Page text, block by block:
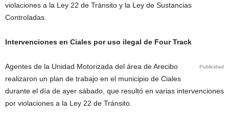
violaciones a la Ley 22 de Tránsito y la Ley de Sustancias
Controladas.
Intervenciones en Ciales por uso ilegal de Four Track
Publicidad
Agentes de la Unidad Motorizada del área de Arecibo
realizaron un plan de trabajo en el municipio de Ciales
durante el día de ayer sábado, que resultó en varias intervenciones
por violaciones a la Ley 22 de Tránsito.